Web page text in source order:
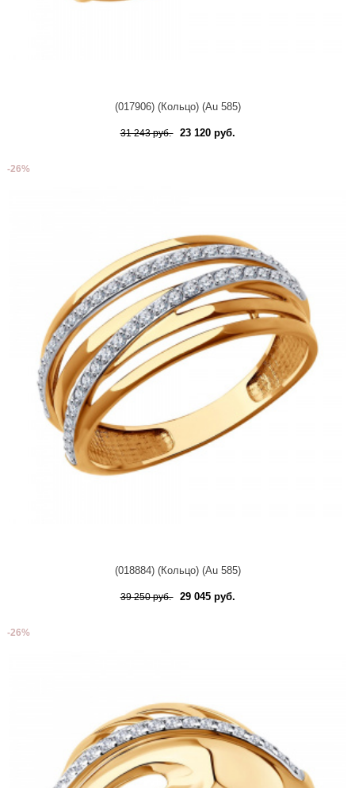
(017906) (Кольцо) (Au 585)
31 243 руб. 23 120 руб.
-26%
(018884) (Кольцо) (Au 585)
39 250 руб. 29 045 руб.
-26%